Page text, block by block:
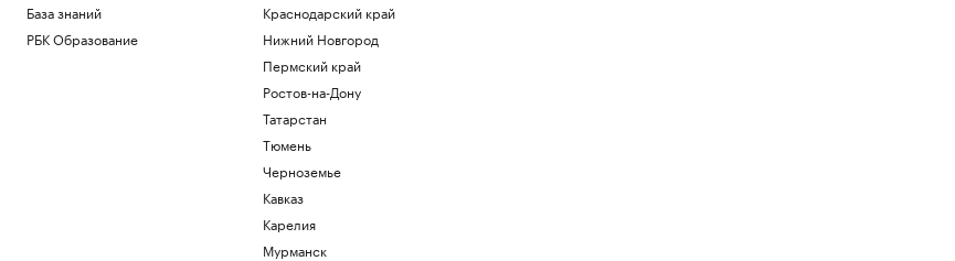
База знаний
РБК Образование
Краснодарский край
Нижний Новгород
Пермский край
Ростов-на-Дону
Татарстан
Тюмень
Черноземье
Кавказ
Карелия
Мурманск